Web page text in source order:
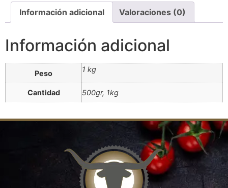
Información adicional Valoraciones (0)
Información adicional
Peso 1 kg
Cantidad 500gr, 1kg